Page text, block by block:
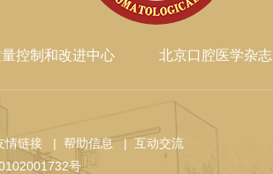
控制和改进中心 北京口腔医学杂志
情链接 | 帮助信息
| 互动交流
号